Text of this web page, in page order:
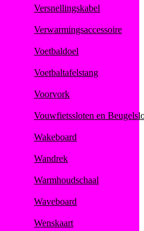
Versnellingskabel
Verwarmingsaccessoire
Voetbaldoel
Voetbaltafelstang
Voorvork
Vouwfietssloten en
Wakeboard
Wandrek
Warmhoudschaal
Waveboard
Wenskaart